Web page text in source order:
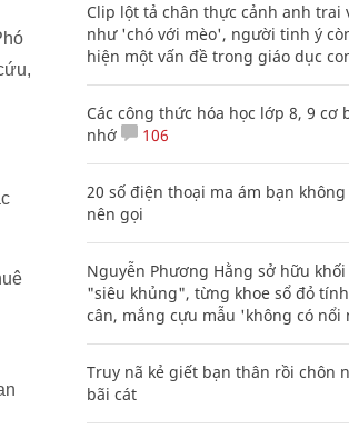
Clip lột tả chân thực cảnh anh trai
như 'chó với mèo', người tinh ý
hiện một vấn đề trong giáo dục
Các công thức hóa học lớp 8, 9 cơ
nhớ
106
20 số điện thoại ma ám bạn
nên gọi
Nguyễn Phương Hằng sở hữu
"siêu khủng", từng khoe sổ đỏ
cân, mắng cựu mẫu 'không có nổi
Truy nã kẻ giết bạn thân rồi chôn
bãi cát